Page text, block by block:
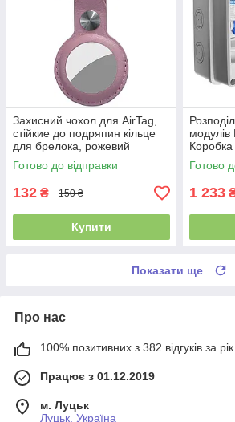
Захисний чохол для AirTag,
стійкие до подряпин кільце
для брелока, рожевий
Готово до відправки
132 ₴ 150 ₴
Купити
Коробка
Готово
1 233
Показати ще
Про нас
100% позитивних з 382 відгуків за рік
Працює з 01.12.2019
м. Луцьк
Луцьк, Україна